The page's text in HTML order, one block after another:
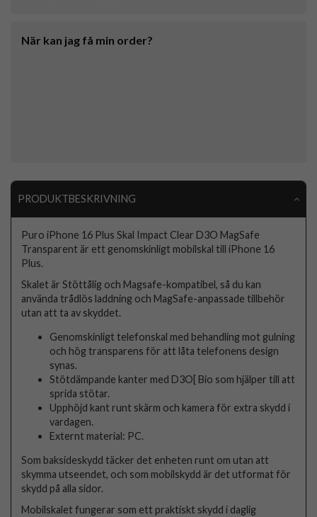
När kan jag få min order?
PRODUKTBESKRIVNING
Puro iPhone 16 Plus Skal Impact Clear D3O MagSafe
Transparent är ett genomskinligt mobilskal till iPhone 16
Plus.
Skalet är Stöttålig och Magsafe-kompatibel, så du kan
använda trådlös laddning och MagSafe-anpassade tillbehör
utan att ta av skyddet.
Genomskinligt telefonskal med behandling mot gulning
och hög transparens för att låta telefonens design
synas.
Stötdämpande kanter med D3O[ Bio som hjälper till att
sprida stötar.
Upphöjd kant runt skärm och kamera för extra skydd i
vardagen.
Externt material: PC.
Som baksideskydd täcker det enheten runt om utan att
skymma utseendet, och som mobilskydd är det utformat för
skydd på alla sidor.
Mobilskalet fungerar som ett praktiskt skydd i daglig